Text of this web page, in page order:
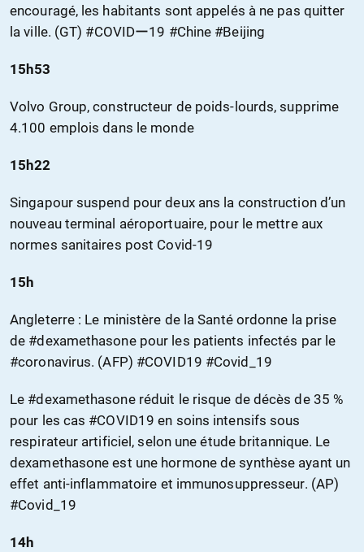
encouragé, les habitants sont appelés à ne pas quitter
la ville. (GT) #COVIDー19 #Chine #Beijing
15h53
Volvo Group, constructeur de poids-lourds, supprime
4.100 emplois dans le monde
15h22
Singapour suspend pour deux ans la construction d’un
nouveau terminal aéroportuaire, pour le mettre aux
normes sanitaires post Covid-19
15h
Angleterre : Le ministère de la Santé ordonne la prise
de #dexamethasone pour les patients infectés par le
#coronavirus. (AFP) #COVID19 #Covid_19
Le #dexamethasone réduit le risque de décès de 35 %
pour les cas #COVID19 en soins intensifs sous
respirateur artificiel, selon une étude britannique. Le
dexamethasone est une hormone de synthèse ayant un
effet anti-inflammatoire et immunosuppresseur. (AP)
#Covid_19
14h